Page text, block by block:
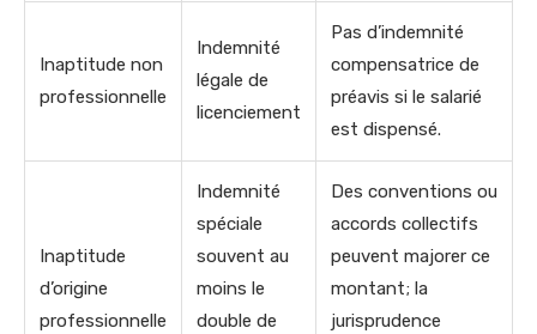
Inaptitude non
professionnelle
Indemnité
légale de
licenciement
Pas d’indemnité
compensatrice de
préavis si le salarié
est dispensé.
Inaptitude
d’origine
professionnelle
Indemnité
spéciale
souvent au
moins le
double de
Des conventions ou
accords collectifs
peuvent majorer ce
montant; la
jurisprudence